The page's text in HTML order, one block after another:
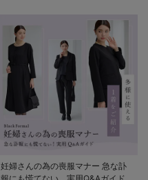
妊婦さんの為の喪服マナー 急な訃